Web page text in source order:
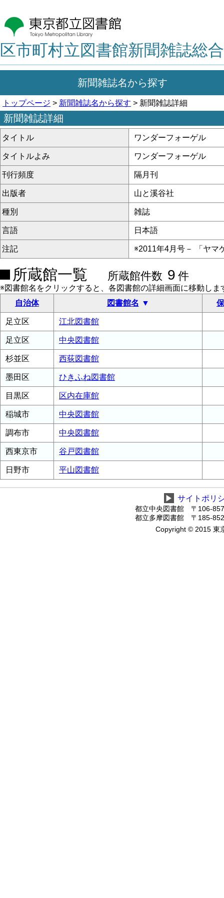
区市町村立図書館新聞雑誌総
新聞雑誌名から探す
トップページ > 新聞雑誌名から探す > 新聞雑誌詳細
新聞雑誌詳細
タイトル ワンダーフォーゲル
タイトルよみ ワンダーフォーゲル
刊行頻度 隔月刊
出版者 山と溪谷社
種別 雑誌
言語 日本語
注記 ※2011年4月号－ 「ヤ
所蔵館一覧 所蔵館件数 9 件
※図書館名をクリックすると、各図書館の詳細画面に移動しま
自治体
図書館名
足立区 江北図書館
足立区 中央図書館
杉並区 西荻図書館
墨田区 ひきふね図書館
目黒区 区内在庫館
稲城市 中央図書館
調布市 中央図書館
西東京市 谷戸図書館
日野市 平山図書館
▶ サイトポリ
都立中央図書館 〒106-
都立多摩図書館 〒185-
Copyright © 2015 東